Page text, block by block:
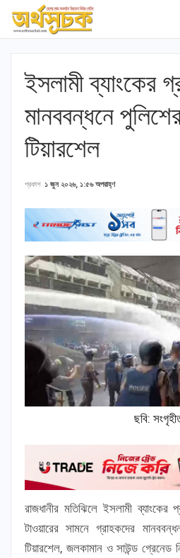
ইসলামী ব্যাংকের
মানববন্ধনে
টিয়ারশেল
প্রকাশ ১ জুন ২০২৬, ১:৫৬ অপরাহ্ণ
ছবি:
রাজধানীর মতিঝিলে ইসলামী ব্যাংকের
টাওয়ারের সামনে গ্রাহকদের
টিয়ারশেল, জলকামান ও সাউন্ড গ্রেনেড